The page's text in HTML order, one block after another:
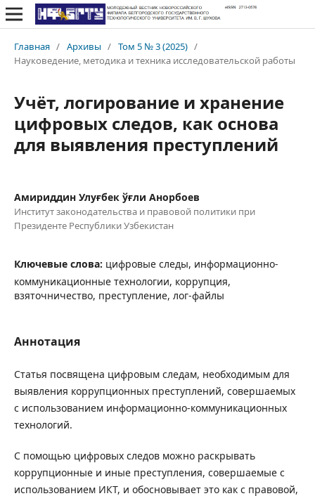
Главная / Архивы / Том 5 № 3 (2025) /
Науковедение, методика и техника исследовательской работы
Учёт, логирование и хранение
цифровых следов, как основа
для выявления преступлений
Амириддин Улуғбек ўғли Анорбоев
Институт законодательства и правовой политики при
Президенте Республики Узбекистан
Ключевые слова: цифровые следы, информационно-
коммуникационные технологии, коррупция,
взяточничество, преступление, лог-файлы
Аннотация
Статья посвящена цифровым следам, необходимым для
выявления коррупционных преступлений, совершаемых
с использованием информационно-коммуникационных
технологий.
С помощью цифровых следов можно раскрывать
коррупционные и иные преступления, совершаемые с
использованием ИКТ, и обосновывает это как с правовой,